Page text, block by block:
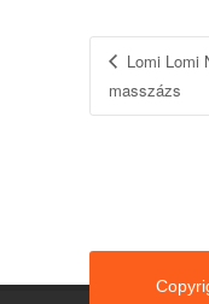
Lomi Lomi
masszázs